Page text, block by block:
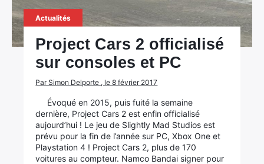
Actualités
Project Cars 2 officialisé
sur consoles et PC
Par Simon Delporte , le 8 février 2017
Évoqué en 2015, puis fuité la semaine
dernière, Project Cars 2 est enfin officialisé
aujourd’hui ! Le jeu de Slightly Mad Studios est
prévu pour la fin de l’année sur PC, Xbox One et
Playstation 4 ! Project Cars 2, plus de 170
voitures au compteur. Namco Bandai signer pour